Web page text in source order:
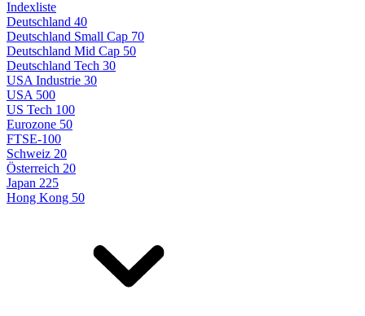
Indexliste
Deutschland 40
Deutschland Small Cap 70
Deutschland Mid Cap 50
Deutschland Tech 30
USA Industrie 30
USA 500
US Tech 100
Eurozone 50
FTSE-100
Schweiz 20
Österreich 20
Japan 225
Hong Kong 50